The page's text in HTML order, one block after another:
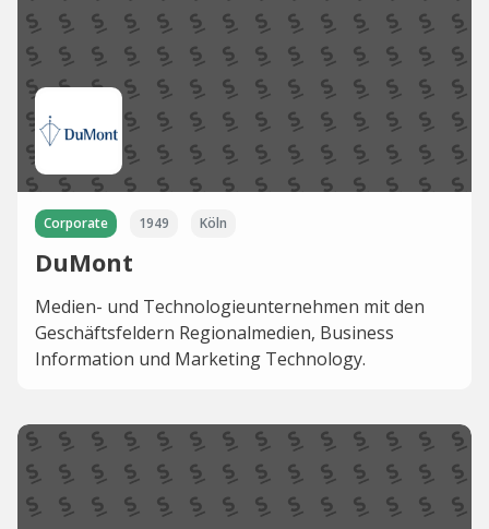
Corporate 1949 Köln
DuMont
Medien- und Technologieunternehmen mit den
Geschäftsfeldern Regionalmedien, Business
Information und Marketing Technology.